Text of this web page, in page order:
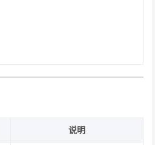
说明